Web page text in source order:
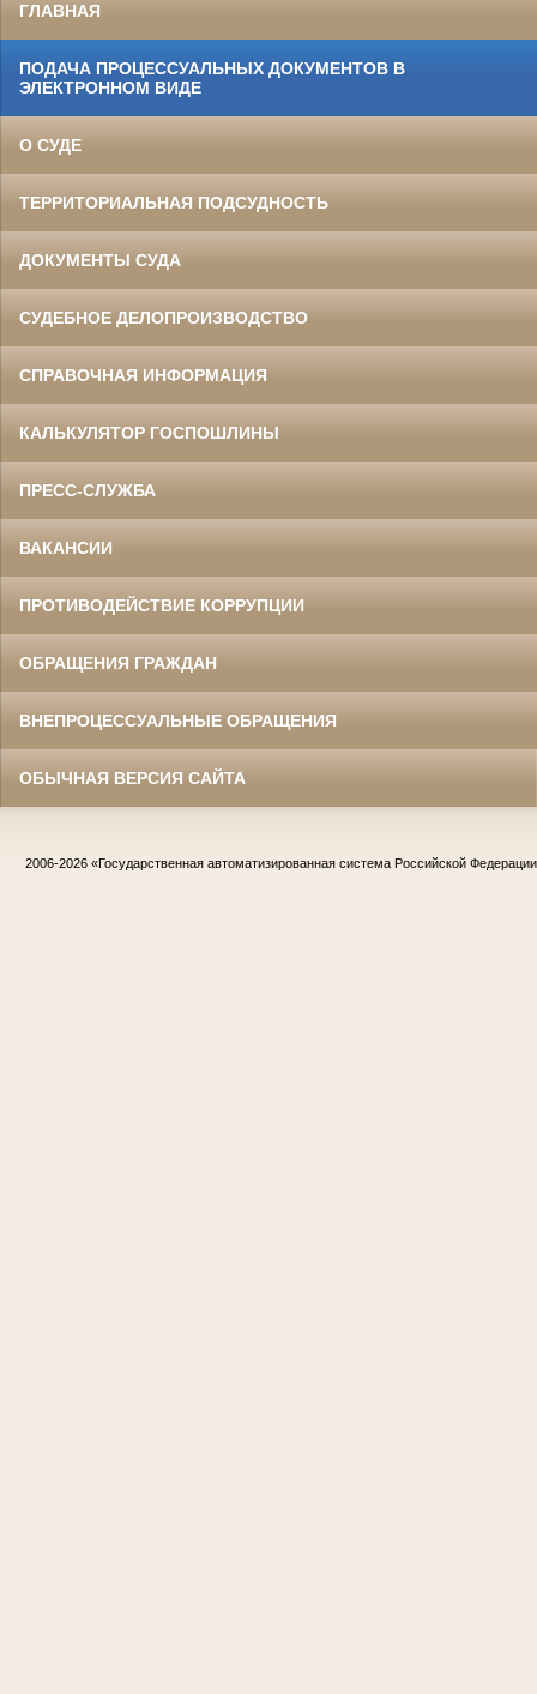
ГЛАВНАЯ
ПОДАЧА ПРОЦЕССУАЛЬНЫХ ДОКУМЕНТОВ В
ЭЛЕКТРОННОМ ВИДЕ
О СУДЕ
ТЕРРИТОРИАЛЬНАЯ ПОДСУДНОСТЬ
ДОКУМЕНТЫ СУДА
СУДЕБНОЕ ДЕЛОПРОИЗВОДСТВО
СПРАВОЧНАЯ ИНФОРМАЦИЯ
КАЛЬКУЛЯТОР ГОСПОШЛИНЫ
ПРЕСС-СЛУЖБА
ВАКАНСИИ
ПРОТИВОДЕЙСТВИЕ КОРРУПЦИИ
ОБРАЩЕНИЯ ГРАЖДАН
ВНЕПРОЦЕССУАЛЬНЫЕ ОБРАЩЕНИЯ
ОБЫЧНАЯ ВЕРСИЯ САЙТА
2006-2026 «Государственная автоматизированная система Российской